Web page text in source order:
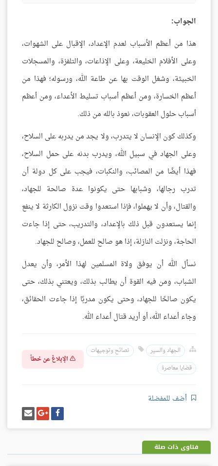
الجواب:
هذا من أعظم الأسباب لعدم الإعداد، الإقبال على الشهوات،
وعلى الأفلام الخليعة، وعلى الإذاعات، والتلفزة، والمسجلات
الخبيثة، وشغل الوقت بها عن طاعة الله، ورسوله؛ فهذا من
أعظم الخسارة، ومن أعظم أسباب تسليط الأعداء، ومن أعظم
أسباب حلول العقوبات، نعوذ بالله من ذلك.
وكذلك كون الإنسان لا يتدرب، ولا يجد من يدربه على السلاح،
وعلى الجهاد في سبيل الله، ويدرب بدنه على حمل السلاح،
فهذا أيضًا من المصائب، والنكبات، فيجب على كل دولة أن
تدرب رجالها، وشبابها حتى يكونوا عدة صالحة للجهاد،
والقتال، وأن لا يهملوا، فإذا استعدوا وقت نزول الكارثة لا ينفع
إنما يستعدون قبل ذلك بالإعداد، والتدريب، حتى إذا جاءت
الحاجة، ونزلت النازلة، إذا هو صالح للعمل، وصالح للجهاد.
نسأل الله أن يوفق ولاة المسلمين لهذا الأمر، وأن يعدل
الشباب، ومن فيه القوة أن يطالب بذلك، ويعتني بذلك، حتى
يكون صالحًا للجهاد، وحتى يكون مدربًا إذا جاءت الحقائق،
وجاء أعداء الله، أو أريد قتال أعداء الله.
الجهاد والسير
نصائح وتوجيهات
قضايا معاصرة
الإبلاغ عن خطأ
أضف للمفضلة
شارك
على
فيسبوك
شارك
على
غوغل
بلس
إرسل
إيميل
فتاوى ذات صلة